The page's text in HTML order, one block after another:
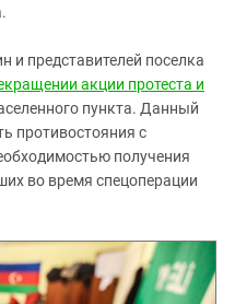
и представителей поселка
акции протеста и
пункта. Данный
противостояния с
получения
во время спецоперации